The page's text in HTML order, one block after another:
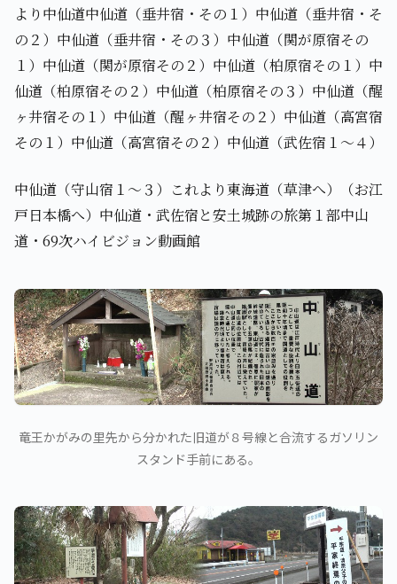
より中仙道中仙道（垂井宿・その１）中仙道（垂井宿・そ
の２）中仙道（垂井宿・その３）中仙道（関が原宿その
１）中仙道（関が原宿その２）中仙道（柏原宿その１）中
仙道（柏原宿その２）中仙道（柏原宿その３）中仙道（醒
ヶ井宿その１）中仙道（醒ヶ井宿その２）中仙道（高宮宿
その１）中仙道（高宮宿その２）中仙道（武佐宿１～４）
中仙道（守山宿１～３）これより東海道（草津へ）（お江
戸日本橋へ）中仙道・武佐宿と安土城跡の旅第１部中山
道・69次ハイビジョン動画館
竜王かがみの里先から分かれた旧道が８号線と合流するガソリン
スタンド手前にある。